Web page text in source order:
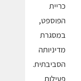
כריית
הפוספט,
במסגרת
מדיניותה
הסביבתית.
פעילות